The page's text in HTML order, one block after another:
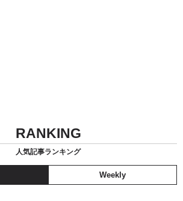
RANKING
人気記事ランキング
Weekly